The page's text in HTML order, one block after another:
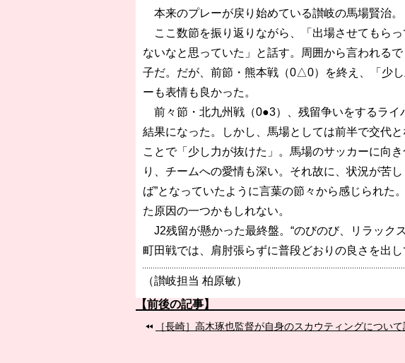
本来のプレーが戻り始めている讃岐の馬場賢治。
ここ数節を振り返りながら、「出場させてもら
ないなと思っていた」と話す。周囲から言われる
子だ。だが、前節・熊本戦（0△0）を終え、「少
ーも表情も良かった。
前々節・北九州戦（0●3）、残留争いをするライ
結果になった。しかし、馬場としては前半で交代
ことで「少し力が抜けた」。馬場のサッカーに向
り、チームへの愛情も深い。それ故に、状況が苦
ば”となっていたように言葉の節々から感じられた
た原因の一つかもしれない。
J2残留が懸かった最終盤。“のびのび、リラック
町田戦では、肩肘張らずに普段どおりの良さを出し
（讃岐担当 柏原敏）
【前後の記事】
［長崎］高木琢也監督が自身のスカウティングについて